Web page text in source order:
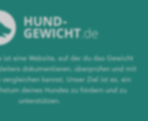
ist eine Website, auf der du das Gewicht
dokumentieren, überprüfen und mit
vergleichen kannst. Unser Ziel ist es, ein
deines Hundes zu fördern und zu
unterstützen.